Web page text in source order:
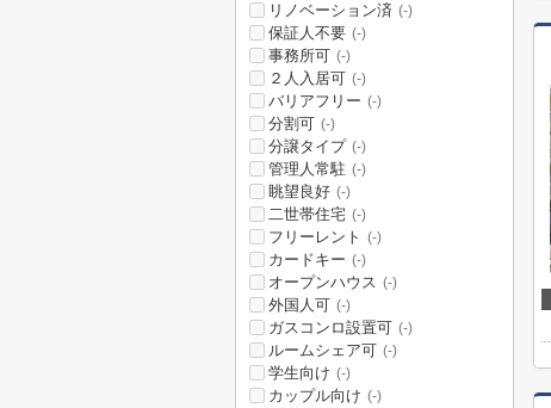
リノベーション済 (-)
保証人不要 (-)
事務所可 (-)
２人入居可 (-)
バリアフリー (-)
分割可 (-)
分譲タイプ (-)
管理人常駐 (-)
眺望良好 (-)
二世帯住宅 (-)
フリーレント (-)
カードキー (-)
オープンハウス (-)
外国人可 (-)
ガスコンロ設置可 (-)
ルームシェア可 (-)
学生向け (-)
カップル向け (-)